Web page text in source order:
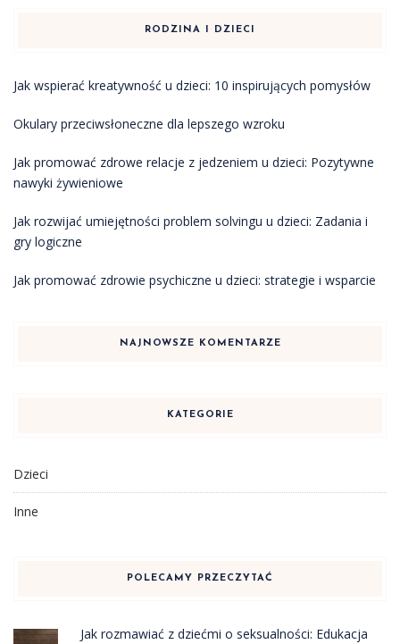
RODZINA I DZIECI
Jak wspierać kreatywność u dzieci: 10 inspirujących pomysłów
Okulary przeciwsłoneczne dla lepszego wzroku
Jak promować zdrowe relacje z jedzeniem u dzieci: Pozytywne
nawyki żywieniowe
Jak rozwijać umiejętności problem solvingu u dzieci: Zadania i
gry logiczne
Jak promować zdrowie psychiczne u dzieci: strategie i wsparcie
NAJNOWSZE KOMENTARZE
KATEGORIE
Dzieci
Inne
POLECAMY PRZECZYTAĆ
Jak rozmawiać z dziećmi o seksualności: Edukacja